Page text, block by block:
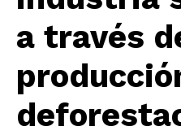
a través